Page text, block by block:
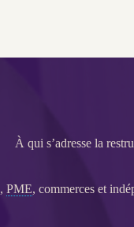
À qui s’adresse la
,PME, commerces et